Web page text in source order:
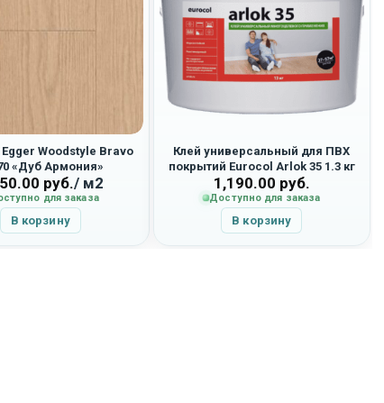
Woodstyle Bravo
«Дуб Армония»
руб./ м2
для заказа
В корзину
Клей универсальный для ПВХ
покрытий Eurocol Arlok 35 1.3 кг
1,190.00 руб.
Доступно для заказа
В корзину